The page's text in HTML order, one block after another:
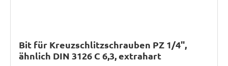
Bit für Kreuzschlitzschrauben PZ 1/4",
ähnlich DIN 3126 C 6,3, extrahart